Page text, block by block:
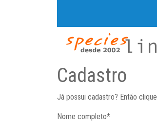
Cadastro
Já possui cadastro? Então clique
Nome completo*